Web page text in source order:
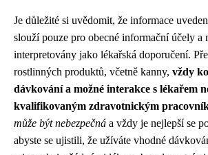
Je důležité si uvědomit, že informace
slouží pouze pro obecné informační účely a
interpretovány jako lékařská doporučení.
rostlinných produktů, včetně kanny, vždy
dávkování a možné interakce s lékařem
kvalifikovaným zdravotnickým
může být nebezpečná a vždy je nejlepší se
abyste se ujistili, že užíváte vhodné